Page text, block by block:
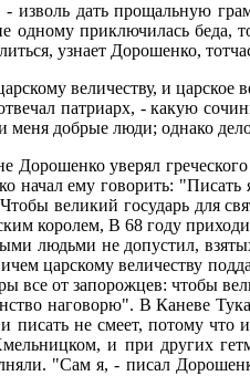
дать прощальную
одному приключилась
узнает Дорошенко,
величеству, и царское
патриарх, - какую
добрые люди; однако
уверял
ему говорить:
великий государь для
королем, В 68 году
людьми не допустил,
царскому величеству
от запорожцев: чтобы
наговорю". В Каневе
писать не смеет, потому
и при других
"Сам я, - писал